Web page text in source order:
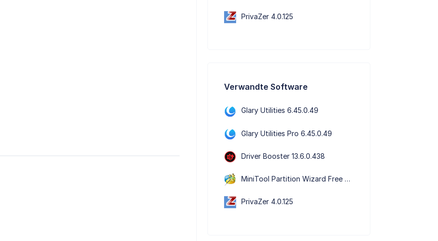
PrivaZer 4.0.125
Verwandte Software
Glary Utilities 6.45.0.49
Glary Utilities Pro 6.45.0.49
Driver Booster 13.6.0.438
MiniTool Partition Wizard Free Edition 13.9
PrivaZer 4.0.125